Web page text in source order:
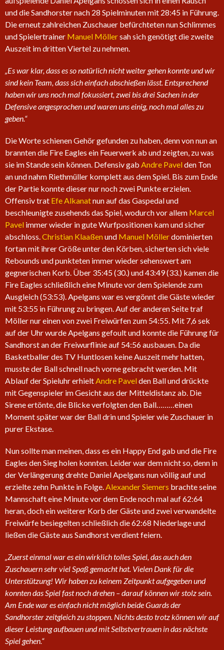
und die Sandhorster nach 28 Spielminuten mit 28:45 in Führung.
Die erneut zahlreichen Zuschauer befürchteten nun Schlimmes
und Spielertrainer Manuel Möllersah sich genötigt die zweite
Auszeit im dritten Viertel zu nehmen.
„Es war klar, dass es so natürlich nicht weiter gehen konnte und wir
sind kein Team, dass sich einfach abschießen lässt. Entsprechend
haben wir uns noch mal fokussiert, zwei bis drei Sachen in der
Defensive angesprochen und waren uns einig, noch mal alles zu
geben.“
Die Worte schienen Gehör gefunden zu haben, denn von nun an
brannten die Fire Eagles ein Feuerwerk ab und zeigten, zu was
sie im Stande sein können. Defensiv gab Andre Pavelden Ton
an und nahm Riethmüller komplett aus dem Spiel. Bis zum Ende
der Partie konnte dieser nur noch zwei Punkte erzielen.
Offensiv trat Efe Alkanatnun auf das Gaspedal und
beschleunigte zusehends das Spiel, wodurch vor allem Marcel
Pavel immer wieder in gute Wurfpositionen kam und sicher
abschloss.Christian Klaaßenund Manuel Möllerdominierten
fortan mit ihrer Größe unter den Körben, sicherten sich viele
Rebounds und punkteten immer wieder sehenswert am
gegnerischen Korb. Über 35:45 (30.) und 43:49 (33.) kamen die
Fire Eagles schließlich eine Minute vor dem Spielende zum
Ausgleich (53:53). Apelgans war es vergönnt die Gäste wieder
mit 53:55 in Führung zu bringen. Auf der anderen Seite traf
Möller nur einen von zwei Freiwürfen zum 54:55. Mit 7,6 sek
auf der Uhr wurde Apelgans gefoult und konnte die Führung für
Sandhorst an der Freiwurflinie auf 54:56 ausbauen. Da die
Basketballer des TV Huntlosen keine Auszeit mehr hatten,
musste der Ball schnell nach vorne gebracht werden. Mit
Ablauf der Spieluhr erhieltAndre Pavelden Ball und drückte
mit Gegenspieler im Gesicht aus der Mitteldistanz ab. Die
Sirene ertönte, die Blicke verfolgten den Ball………einen
Moment später war der Ball drin und Spieler wie Zuschauer in
purer Ekstase.
Nun sollte man meinen, dass es ein Happy End gab und die Fire
Eagles den Sieg holen konnten. Leider war dem nicht so, denn in
der Verlängerung drehte Daniel Apelgans nun völlig auf und
erzielte zehn Punkte in Folge.Alexander Siemers brachte seine
Mannschaft eine Minute vor dem Ende noch mal auf 62:64
heran, doch ein weiterer Korb der Gäste und zwei verwandelte
Freiwürfe besiegelten schließlich die 62:68 Niederlage und
ließen die Gäste aus Sandhorst verdient feiern.
„Zuerst einmal war es ein wirklich tolles Spiel, das auch den
Zuschauern sehr viel Spaß gemacht hat. Vielen Dank für die
Unterstützung! Wir haben zu keinem Zeitpunkt aufgegeben und
konnten das Spiel fast noch drehen – darauf können wir stolz sein.
Am Ende war es einfach nicht möglich beide Guards der
Sandhorster zeitgleich zu stoppen. Nichts desto trotz können wir auf
dieser Leistung aufbauen und mit Selbstvertrauen in das nächste
Spiel gehen.“